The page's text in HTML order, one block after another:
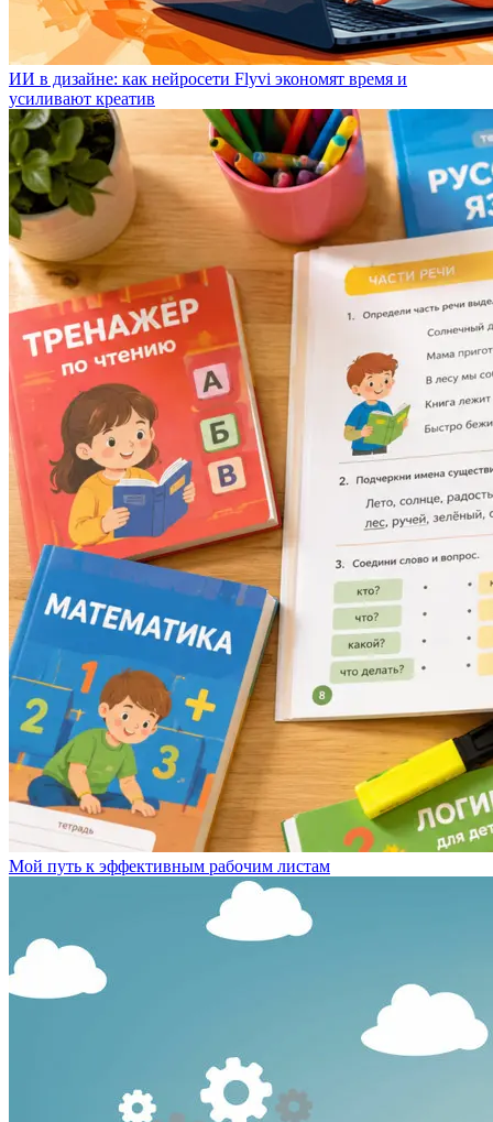
ИИ в дизайне: как нейросети Flyvi экономят время и
усиливают креатив
Мой путь к эффективным рабочим листам